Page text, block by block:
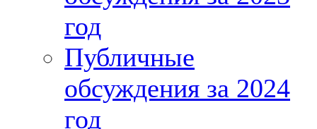
год
Публичные
обсуждения за 2024
год